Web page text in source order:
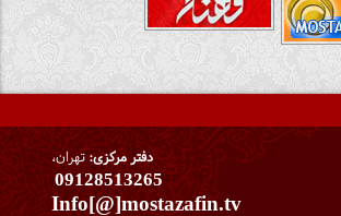
دفتر مرکزی:تهران،
09128513265
Info[@]mostazafin.tv